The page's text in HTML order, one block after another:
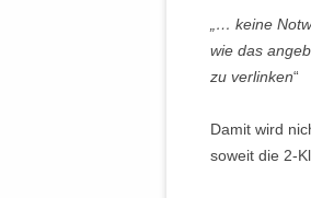
„… keine
wie das
zu verlinken“
Damit wird
soweit die 2-